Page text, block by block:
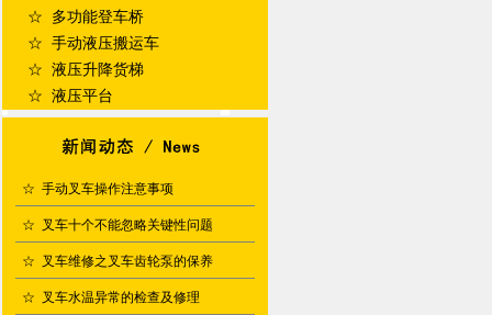
☆ 多功能登车桥
☆ 手动液压搬运车
☆ 液压升降货梯
☆ 液压平台
☆ 手动叉车操作注意事项
☆ 叉车十个不能忽略关键性问题
☆ 叉车维修之叉车齿轮泵的保养
☆ 叉车水温异常的检查及修理